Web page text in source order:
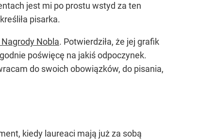
jest mi po prostu wstyd za ten
pisarka.
Nobla. Potwierdziła, że jej grafik
poświęcę na jakiś odpoczynek.
do swoich obowiązków, do pisania,
kiedy laureaci mają już za sobą